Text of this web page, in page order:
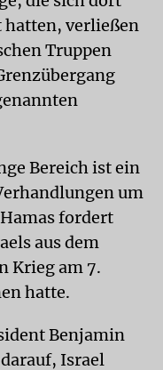
hatten, verließen
Truppen
Bereich ist ein
um
fordert
aus dem
Krieg am 7.
hatte.
Benjamin
Israel